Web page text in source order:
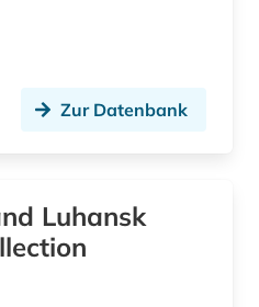
Zur Datenbank
Luhansk